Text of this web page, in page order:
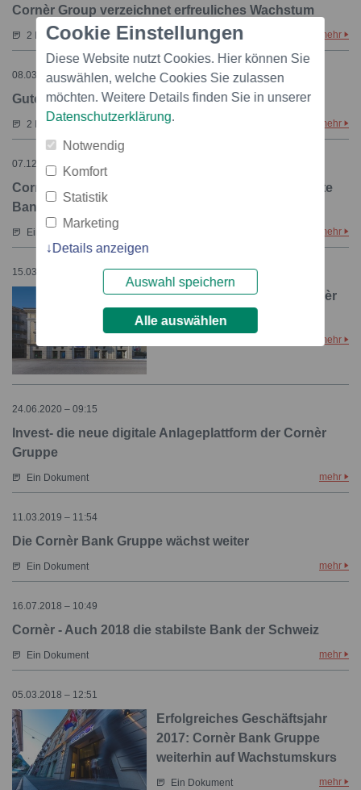
Cornèr Group verzeichnet erfreuliches Wachstum
2 Dokumente mehr
08.03.2023 – 17:58
Gute Ergebnisse für die Cornèr Group
2 Dokumente mehr
07.12.2022 – 11:16
Cornèr Group lanciert Visa Commercial Pay als erste
Bankengruppe in Europa
Ein Dokument mehr
15.03.2022 – 10:51
Kapitalbeteiligung der Cornèr
Bank an Finpromotion
mehr
24.06.2020 – 09:15
Invest- die neue digitale Anlageplattform der Cornèr
Gruppe
Ein Dokument mehr
11.03.2019 – 11:54
Die Cornèr Bank Gruppe wächst weiter
Ein Dokument mehr
16.07.2018 – 10:49
Cornèr - Auch 2018 die stabilste Bank der Schweiz
Ein Dokument mehr
05.03.2018 – 12:51
Erfolgreiches Geschäftsjahr
2017: Cornèr Bank Gruppe
weiterhin auf Wachstumskurs
Ein Dokument mehr
Cookie Einstellungen
Diese Website nutzt Cookies. Hier können Sie
auswählen, welche Cookies Sie zulassen
möchten. Weitere Details finden Sie in unserer
Datenschutzerklärung.
Notwendig
Komfort
Statistik
Marketing
Details anzeigen
Auswahl speichern
Alle auswählen